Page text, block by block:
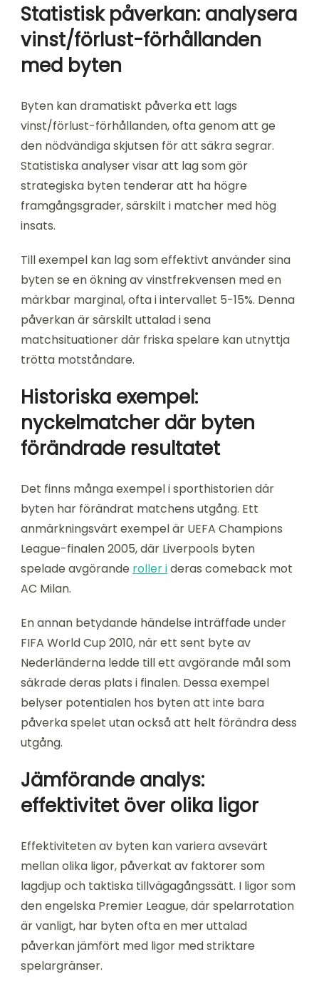
Statistisk påverkan: analysera
vinst/förlust-förhållanden
med byten
Byten kan dramatiskt påverka ett lags
vinst/förlust-förhållanden, ofta genom att ge
den nödvändiga skjutsen för att säkra segrar.
Statistiska analyser visar att lag som gör
strategiska byten tenderar att ha högre
framgångsgrader, särskilt i matcher med hög
insats.
Till exempel kan lag som effektivt använder sina
byten se en ökning av vinstfrekvensen med en
märkbar marginal, ofta i intervallet 5-15%. Denna
påverkan är särskilt uttalad i sena
matchsituationer där friska spelare kan utnyttja
trötta motståndare.
Historiska exempel:
nyckelmatcher där byten
förändrade resultatet
Det finns många exempel i sporthistorien där
byten har förändrat matchens utgång. Ett
anmärkningsvärt exempel är UEFA Champions
League-finalen 2005, där Liverpools byten
spelade avgörande roller ideras comeback mot
AC Milan.
En annan betydande händelse inträffade under
FIFA World Cup 2010, när ett sent byte av
Nederländerna ledde till ett avgörande mål som
säkrade deras plats i finalen. Dessa exempel
belyser potentialen hos byten att inte bara
påverka spelet utan också att helt förändra dess
utgång.
Jämförande analys:
effektivitet över olika ligor
Effektiviteten av byten kan variera avsevärt
mellan olika ligor, påverkat av faktorer som
lagdjup och taktiska tillvägagångssätt. I ligor som
den engelska Premier League, där spelarrotation
är vanligt, har byten ofta en mer uttalad
påverkan jämfört med ligor med striktare
spelargränser.